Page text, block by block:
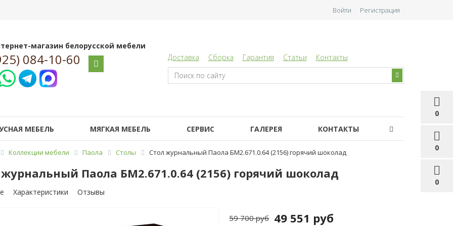
0
0
0
Войти Регистрация
магазин белорусской мебели
084-10-60 Доставка Сборка Гарантия Статьи Контакты
МЕБЕЛЬ МЯГКАЯ МЕБЕЛЬ СЕРВИС ГАЛЕРЕЯ КОНТАКТЫ
Коллекции мебели Паола Столы Стол журнальный Паола БМ2.671.0.64 (2156) горячий шоколад
Паола БМ2.671.0.64 (2156) горячий шоколад
Характеристики Отзывы
49 551 руб
59 700 руб